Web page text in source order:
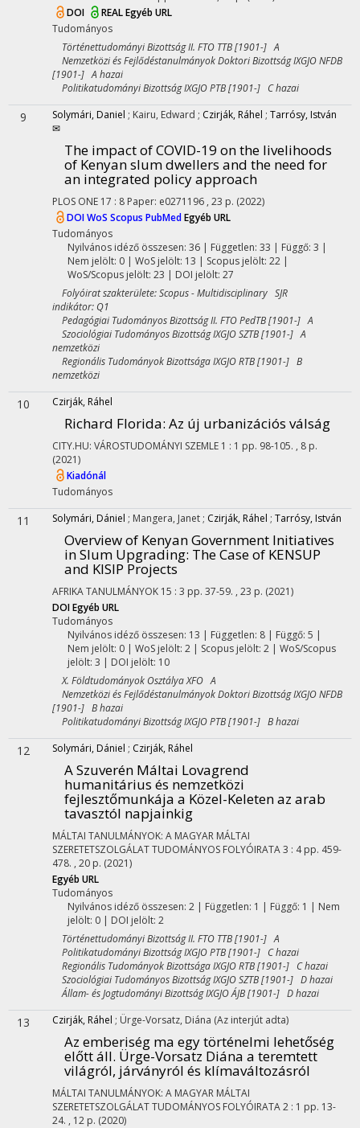
DOI
REALEgyéb URL
Tudományos
Történettudományi Bizottság II. FTO TTB [1901-] A
Nemzetközi és Fejlődéstanulmányok Doktori Bizottság IXGJO NFDB
[1901-] A hazai
Politikatudományi Bizottság IXGJO PTB [1901-] C hazai
9 Solymári, Daniel ; Kairu, Edward ; Czirják, Ráhel ; Tarrósy, István
✉
The impact of COVID-19 on the livelihoods
of Kenyan slum dwellers and the need for
an integrated policy approach
PLOS ONE 17 : 8 Paper: e0271196 , 23 p. (2022)
DOIWoS Scopus PubMedEgyéb URL
Tudományos
Nyilvános idéző összesen: 36| Független: 33 | Függő: 3 |
Nem jelölt: 0 | WoS jelölt: 13 | Scopus jelölt: 22 |
WoS/Scopus jelölt: 23 | DOI jelölt: 27
Folyóirat szakterülete: Scopus - Multidisciplinary SJR
indikátor: Q1
Pedagógiai Tudományos Bizottság II. FTO PedTB [1901-] A
Szociológiai Tudományos Bizottság IXGJO SZTB [1901-] A
nemzetközi
Regionális Tudományok Bizottsága IXGJO RTB [1901-] B
nemzetközi
10 Czirják, Ráhel
Richard Florida: Az új urbanizációs válság
CITY.HU: VÁROSTUDOMÁNYI SZEMLE 1 : 1 pp. 98-105. , 8 p.
(2021)
Kiadónál
Tudományos
11 Solymári, Dániel ; Mangera, Janet ; Czirják, Ráhel ; Tarrósy, István
Overview of Kenyan Government Initiatives
in Slum Upgrading: The Case of KENSUP
and KISIP Projects
AFRIKA TANULMÁNYOK 15 : 3 pp. 37-59. , 23 p. (2021)
DOIEgyéb URL
Tudományos
Nyilvános idéző összesen: 13 | Független: 8 | Függő: 5 |
Nem jelölt: 0 | WoS jelölt: 2 | Scopus jelölt: 2 | WoS/Scopus
jelölt: 3 | DOI jelölt: 10
X. Földtudományok Osztálya XFO A
Nemzetközi és Fejlődéstanulmányok Doktori Bizottság IXGJO NFDB
[1901-] B hazai
Politikatudományi Bizottság IXGJO PTB [1901-] B hazai
12 Solymári, Dániel ; Czirják, Ráhel
A Szuverén Máltai Lovagrend
humanitárius és nemzetközi
fejlesztőmunkája a Közel-Keleten az arab
tavasztól napjainkig
MÁLTAI TANULMÁNYOK: A MAGYAR MÁLTAI
SZERETETSZOLGÁLAT TUDOMÁNYOS FOLYÓIRATA3 : 4 pp. 459-
478. , 20 p. (2021)
Egyéb URL
Tudományos
Nyilvános idéző összesen: 2| Független: 1 | Függő: 1 | Nem
jelölt: 0 | DOI jelölt: 2
Történettudományi Bizottság II. FTO TTB [1901-] A
Politikatudományi Bizottság IXGJO PTB [1901-] C hazai
Regionális Tudományok Bizottsága IXGJO RTB [1901-] C hazai
Szociológiai Tudományos Bizottság IXGJO SZTB [1901-] D hazai
Állam- és Jogtudományi Bizottság IXGJO ÁJB [1901-] D hazai
13 Czirják, Ráhel ; Ürge-Vorsatz, Diána (Az interjút adta)
Az emberiség ma egy történelmi lehetőség
előtt áll. Ürge-Vorsatz Diána a teremtett
világról, járványról és klímaváltozásról
MÁLTAI TANULMÁNYOK: A MAGYAR MÁLTAI
SZERETETSZOLGÁLAT TUDOMÁNYOS FOLYÓIRATA2 : 1 pp. 13-
24. , 12 p. (2020)